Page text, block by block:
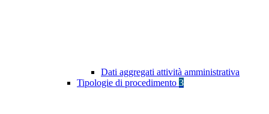
Dati aggregati attività amministrativa
Tipologie di procedimento 3